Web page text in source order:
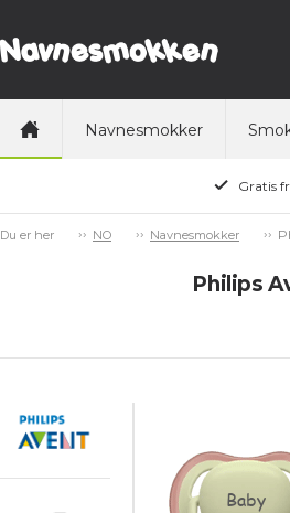
Navnesmokker
Gratis
Du er her NO Navnesmokker
Philips
Baby